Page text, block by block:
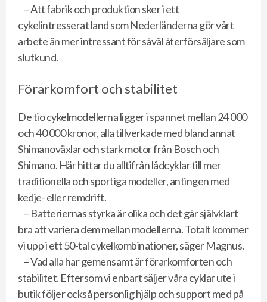
– Att fabrik och produktion sker i ett
cykelintresserat land som Nederländerna gör vårt
arbete än mer intressant för såväl återförsäljare som
slutkund.
Förarkomfort och stabilitet
De tio cykelmodellerna ligger i spannet mellan 24 000
och 40 000 kronor, alla tillverkade med bland annat
Shimanoväxlar och stark motor från Bosch och
Shimano. Här hittar du alltifrån lådcyklar till mer
traditionella och sportiga modeller, antingen med
kedje- eller remdrift.
– Batteriernas styrka är olika och det går självklart
bra att variera dem mellan modellerna. Totalt kommer
vi upp i ett 50-tal cykelkombinationer, säger Magnus.
– Vad alla har gemensamt är förarkomforten och
stabilitet. Eftersom vi enbart säljer våra cyklar ute i
butik följer också personlig hjälp och support med på